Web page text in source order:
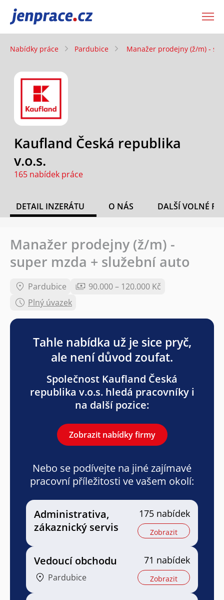
JenPráce.cz
Nabídky práce Pardubice Manažer prodejny (ž/m) -
Kaufland Česká republika
v.o.s.
165 nabídek práce
DETAIL INZERÁTU O NÁS DALŠÍ VOLNÉ
Manažer prodejny (ž/m) -
super mzda + služební auto
Pardubice
90.000 – 120.000 Kč
Plný úvazek
Tahle nabídka už je sice pryč,
ale není důvod zoufat.
Společnost Kaufland Česká
republika v.o.s. hledá pracovníky i
na další pozice:
Zobrazit nabídky firmy
Nebo se podívejte na jiné zajímavé
pracovní příležitosti ve vašem okolí:
Administrativa,
zákaznický servis
175 nabídek
Zobrazit
Vedoucí obchodu
Pardubice
71 nabídek
Zobrazit